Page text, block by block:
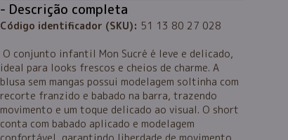
Descrição completa
Código identificador (SKU): 51 13 80 27 028
O conjunto infantil Mon Sucré é leve e delicado,
ideal para looks frescos e cheios de charme. A
blusa sem mangas possui modelagem soltinha com
recorte franzido e babado na barra, trazendo
movimento e um toque delicado ao visual. O short
conta com babado aplicado e modelagem